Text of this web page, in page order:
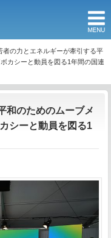
者の力とエネルギーが牽引する平
カシーと動員を図る1年間の国連
和のためのムーブメ
シーと動員を図る1